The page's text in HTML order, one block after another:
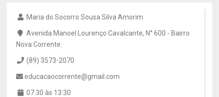
Maria do Socorro Sousa Silva Amorim
Avenida Manoel Lourenço Cavalcante, N° 600 - Bairro
Nova Corrente.
(89) 3573-2070
educacaocorrente@gmail.com
07:30 às 13:30